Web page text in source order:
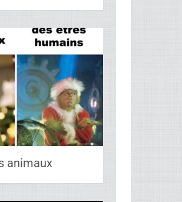
animaux